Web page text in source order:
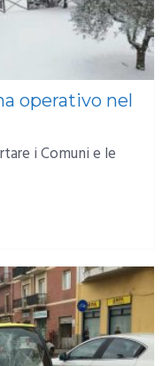
operativo nel
i Comuni e le